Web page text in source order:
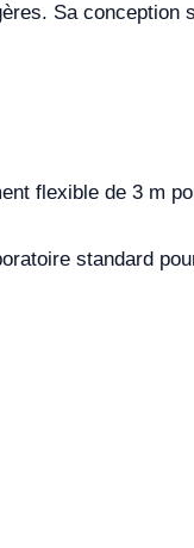
Sa conception
flexible de 3 m
standard